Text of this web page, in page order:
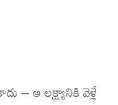
– ఆ లక్ష్యానికి వెళ్లే